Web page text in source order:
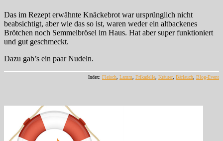
Das im Rezept erwähnte Knäckebrot war ursprünglich nicht
beabsichtigt, aber wie das so ist, waren weder ein altbackenes
Brötchen noch Semmelbrösel im Haus. Hat aber super funktioniert
und gut geschmeckt.
Dazu gab’s ein paar Nudeln.
Index: Fleisch, Lamm, Frikadelle, Kräuter, Bärlauch, Blog-Event